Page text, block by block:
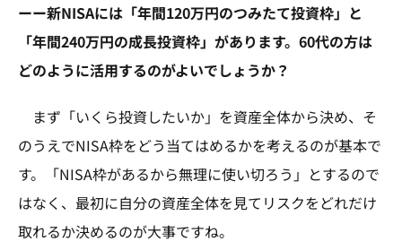
ーー新NISAには「年間120万円のつみたて投資枠」と
「年間240万円の成長投資枠」があります。60代の方は
どのように活用するのがよいでしょうか？
まず「いくら投資したいか」を資産全体から決め、そ
のうえでNISA枠をどう当てはめるかを考えるのが基本で
す。「NISA枠があるから無理に使い切ろう」とするので
はなく、最初に自分の資産全体を見てリスクをどれだけ
取れるか決めるのが大事ですね。